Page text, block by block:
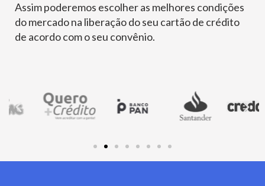
Assim poderemos escolher as melhores condições
do mercado na liberação do seu cartão de crédito
de acordo com o seu convênio.